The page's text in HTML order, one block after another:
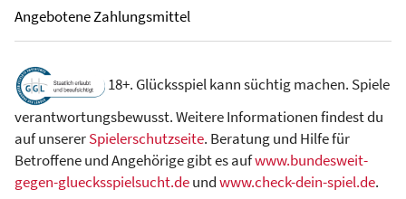
Angebotene Zahlungsmittel
18+. Glücksspiel kann süchtig machen. Spiele
verantwortungsbewusst. Weitere Informationen findest du
auf unsererSpielerschutzseite. Beratung und Hilfe für
Betroffene und Angehörige gibt es aufwww.bundesweit-
gegen-gluecksspielsucht.deundwww.check-dein-spiel.de.